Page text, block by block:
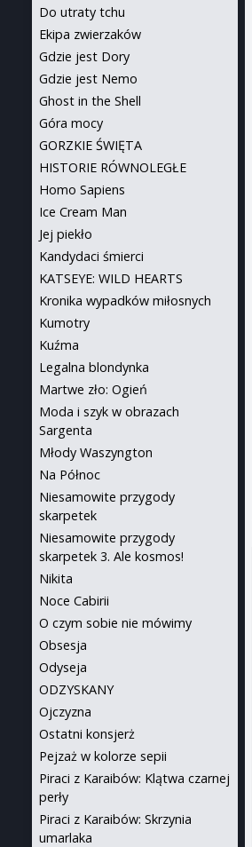
Do utraty tchu
Ekipa zwierzaków
Gdzie jest Dory
Gdzie jest Nemo
Ghost in the Shell
Góra mocy
GORZKIE ŚWIĘTA
HISTORIE RÓWNOLEGŁE
Homo Sapiens
Ice Cream Man
Jej piekło
Kandydaci śmierci
KATSEYE: WILD HEARTS
Kronika wypadków miłosnych
Kumotry
Kuźma
Legalna blondynka
Martwe zło: Ogień
Moda i szyk w obrazach
Sargenta
Młody Waszyngton
Na Północ
Niesamowite przygody
skarpetek
Niesamowite przygody
skarpetek 3. Ale kosmos!
Nikita
Noce Cabirii
O czym sobie nie mówimy
Obsesja
Odyseja
ODZYSKANY
Ojczyzna
Ostatni konsjerż
Pejzaż w kolorze sepii
Piraci z Karaibów: Klątwa czarnej
perły
Piraci z Karaibów: Skrzynia
umarlaka